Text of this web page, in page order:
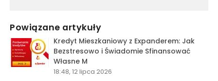
Powiązane artykuły
Kredyt Mieszkaniowy z Expanderem: Jak
Bezstresowo i Świadomie Sfinansować
Własne M
18:48, 12 lipca 2026